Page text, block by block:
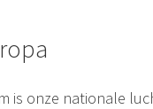
is onze nationale